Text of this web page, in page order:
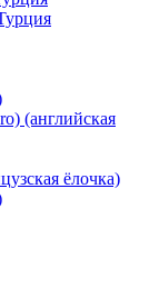
(английская
ёлочка)